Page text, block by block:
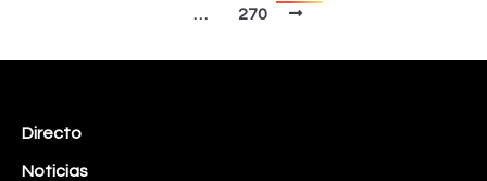
…
270
Directo
Noticias